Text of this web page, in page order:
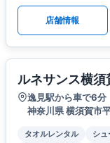
店舗情報
ルネサンス横
逸見駅から車で6分
神奈川県 横須賀市
タオルレンタル シ